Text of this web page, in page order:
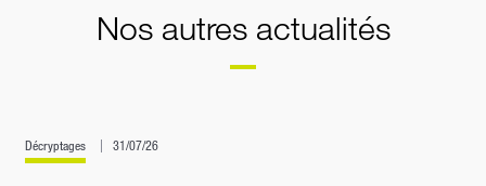
Nos autres actualités
Décryptages 31/07/26